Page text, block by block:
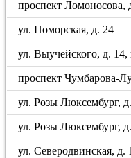
проспект Ломоносова,
ул. Поморская, д. 24
ул. Выучейского, д. 14,
проспект Чумбарова-
ул. Розы Люксембург,
ул. Розы Люксембург,
ул. Северодвинская, д.